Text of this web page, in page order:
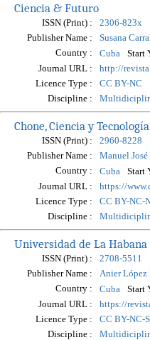
Ciencia & Futuro
ISSN (Print) :
2306-823x
Publisher Name :
Susana
Country :
Cuba Start
Journal URL :
http://
Licence Type :
CC BY-NC
Discipline :
Chone, Ciencia y Tecnología
ISSN (Print) :
2960-8228
Publisher Name :
Manuel
Country :
Cuba Start
Journal URL :
https://
Licence Type :
CC BY-NC-
Discipline :
Universidad de La Habana
ISSN (Print) :
2708-5511
Publisher Name :
Anier López
Country :
Cuba Start
Journal URL :
https://
Licence Type :
CC BY-NC-
Discipline :